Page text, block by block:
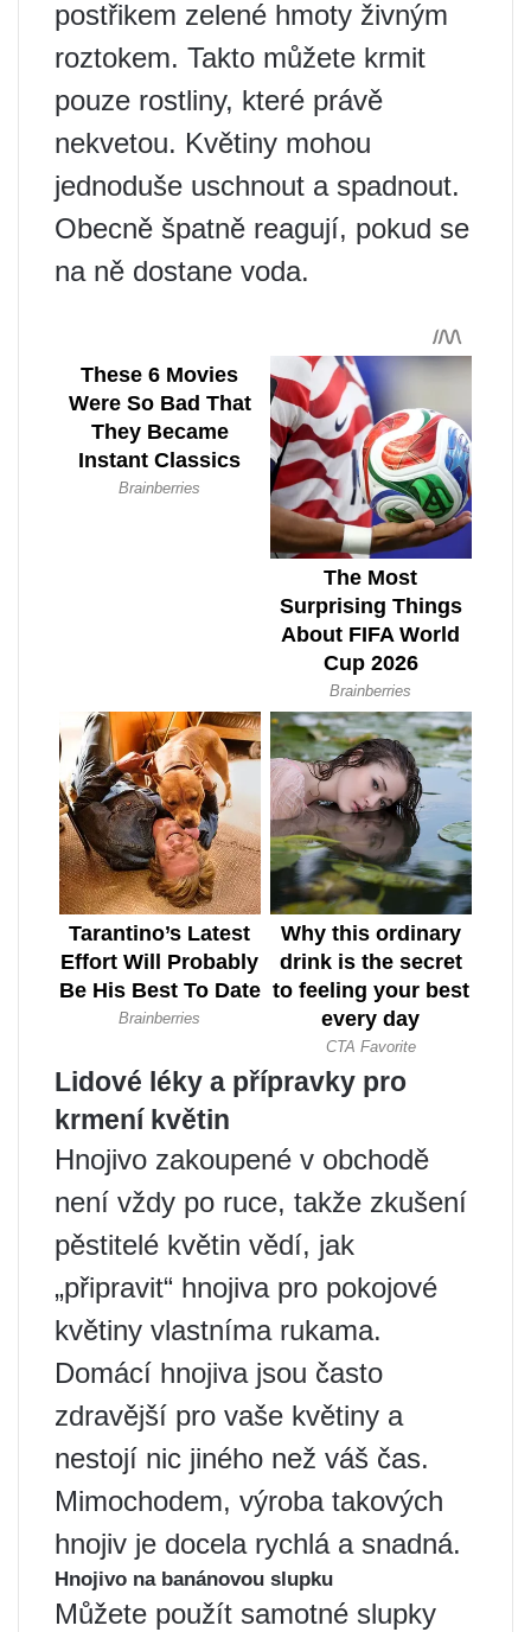
postřikem zelené hmoty živným
roztokem. Takto můžete krmit
pouze rostliny, které právě
nekvetou. Květiny mohou
jednoduše uschnout a spadnout.
Obecně špatně reagují, pokud se
na ně dostane voda.
Lidové léky a přípravky pro
krmení květin
Hnojivo zakoupené v obchodě
není vždy po ruce, takže zkušení
pěstitelé květin vědí, jak
„připravit“ hnojiva pro pokojové
květiny vlastníma rukama.
Domácí hnojiva jsou často
zdravější pro vaše květiny a
nestojí nic jiného než váš čas.
Mimochodem, výroba takových
hnojiv je docela rychlá a snadná.
Hnojivo na banánovou slupku
Můžete použít samotné slupky